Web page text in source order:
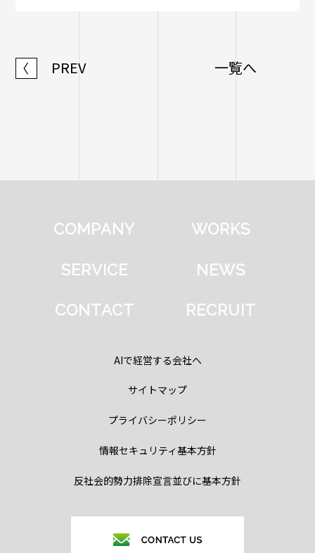
〈 PREV 一覧へ
COMPANY WORKS
SERVICE NEWS
CONTACT RECRUIT
AIで経営する会社へ
サイトマップ
プライバシーポリシー
情報セキュリティ基本方針
反社会的勢力排除宣言並びに基本方針